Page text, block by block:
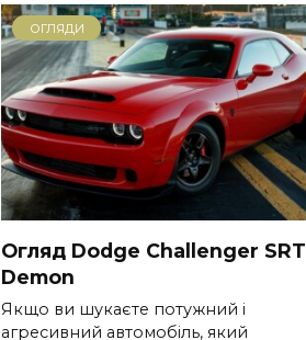
ОГЛЯДИ
Огляд Dodge Challenger SRT
Demon
Якщо ви шукаєте потужний і
агресивний автомобіль, який